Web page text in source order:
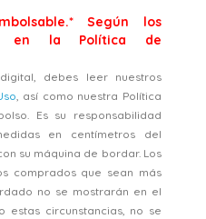
Según los
en la Política de
debes leer nuestros
, así como nuestra Política
Es su responsabilidad
en centímetros del
su máquina de bordar. Los
comprados que sean más
no se mostrarán en el
estas circunstancias, no se